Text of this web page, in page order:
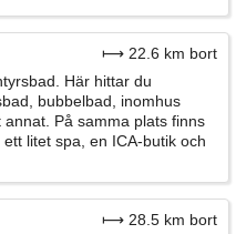
⟼ 22.6 km bort
Här hittar du
bubbelbad, inomhus
På samma plats finns
litet spa, en ICA-butik och
⟼ 28.5 km bort